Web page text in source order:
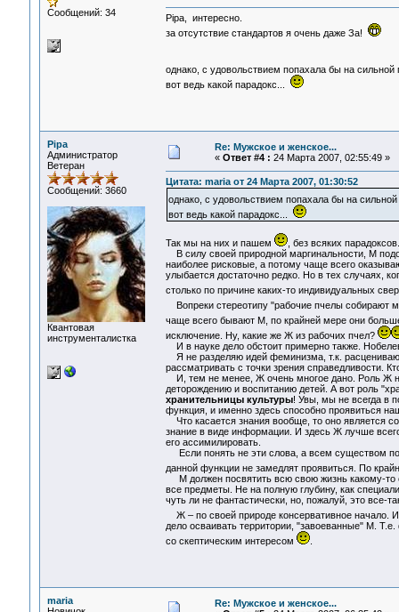
Сообщений: 34
Pipa, интересно.
за отсутствие стандартов я очень даже За!
однако, с удовольствием попахала бы на
вот ведь какой парадокс...
Pipa
Администратор
Ветеран
Сообщений: 3660
Квантовая
инструменталистка
Re: Мужское и женское...
« Ответ #4 : 24 Марта 2007, 02:55:49 »
Цитата: maria от 24 Марта 2007, 01:30:52
однако, с удовольствием попахала бы на
вот ведь какой парадокс...
Так мы на них и пашем
, без всяких парадоксов.
В силу своей природной маргинальности, М
наиболее рисковые, а потому чаще всего
улыбается достаточно редко. Но в тех случаях,
столько по причине каких-то индивидуальных
Вопреки стереотипу "рабочие пчелы собирают
чаще всего бывают М, по крайней мере они
исключение. Ну, какие же Ж из рабочих пчел?
И в науке дело обстоит примерно также.
Я не разделяю идей феминизма, т.к.
рассматривать с точки зрения справедливости.
И, тем не менее, Ж очень многое дано. Роль Ж
деторождению и воспитанию детей. А вот роль
хранительницы культуры! Увы, мы не всегда в
функция, и именно здесь способно проявиться
Что касается знания вообще, то оно является
знание в виде информации. И здесь Ж лучше
его ассимилировать.
Если понять не эти слова, а всем существом
данной функции не замедлят проявиться. По
М должен посвятить всю свою жизнь какому-то
все предметы. Не на полную глубину, как
чуть ли не фантастически, но, пожалуй, это все-
Ж – по своей природе консервативное начало.
дело осваивать территории, "завоеванные" М.
со скептическим интересом
.
maria
Re: Мужское и женское...